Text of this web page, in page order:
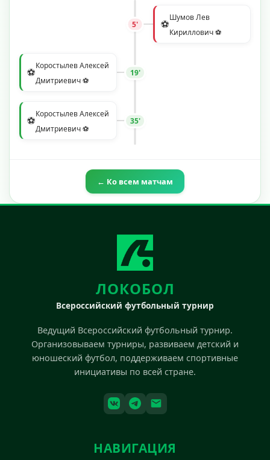
⚽Шумов Лев
Кириллович ⚽
5'
⚽Коростылев Алексей
Дмитриевич ⚽
19'
⚽Коростылев Алексей
Дмитриевич ⚽
35'
← Ко всем матчам
ЛОКОБОЛ
Всероссийский футбольный турнир
Ведущий Всероссийский футбольный турнир.
Организовываем турниры, развиваем детский и
юношеский футбол, поддерживаем спортивные
инициативы по всей стране.
НАВИГАЦИЯ